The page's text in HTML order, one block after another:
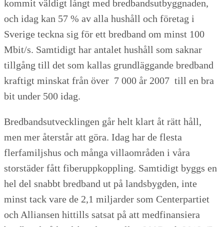
kommit väldigt långt med bredbandsutbyggnaden,
och idag kan 57 % av alla hushåll och företag i
Sverige teckna sig för ett bredband om minst 100
Mbit/s. Samtidigt har antalet hushåll som saknar
tillgång till det som kallas grundläggande bredband
kraftigt minskat från över 7 000 år 2007 till en bra
bit under 500 idag.
Bredbandsutvecklingen går helt klart åt rätt håll,
men mer återstår att göra. Idag har de flesta
flerfamiljshus och många villaområden i våra
storstäder fått fiberuppkoppling. Samtidigt byggs en
hel del snabbt bredband ut på landsbygden, inte
minst tack vare de 2,1 miljarder som Centerpartiet
och Alliansen hittills satsat på att medfinansiera